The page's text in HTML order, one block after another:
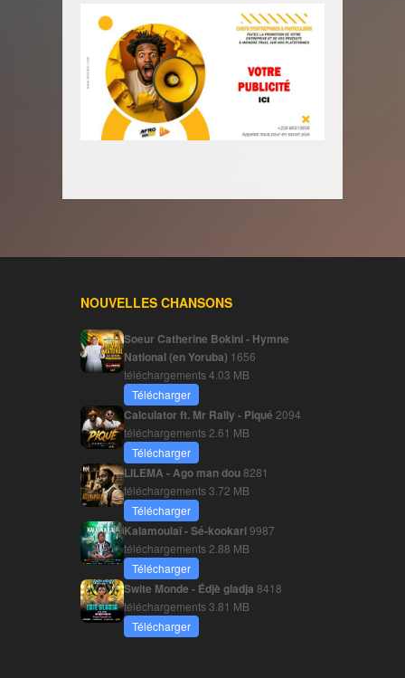
NOUVELLES CHANSONS
Soeur Catherine Bokini - Hymne
National (en Yoruba) 1656
téléchargements4.03 MB
Télécharger
Calculator ft. Mr Rally - Piqué 2094
téléchargements 2.61 MB
Télécharger
LILEMA - Ago man dou8281
téléchargements3.72 MB
Télécharger
Kalamoulaï - Sé-kookari9987
téléchargements 2.88 MB
Télécharger
Swite Monde - Édjè gladja 8418
téléchargements3.81 MB
Télécharger